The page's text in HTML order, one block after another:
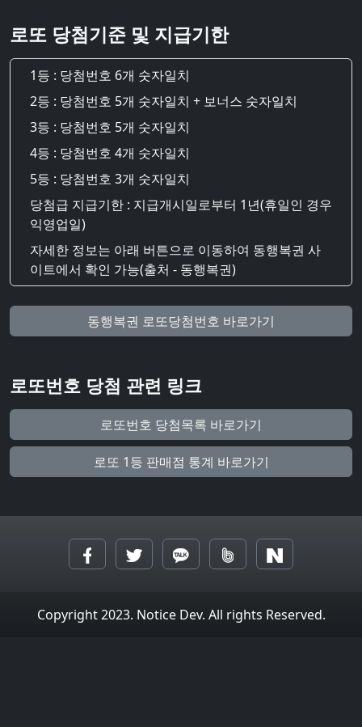
로또 당첨기준 및 지급기한
1등 : 당첨번호 6개 숫자일치
2등 : 당첨번호 5개 숫자일치 + 보너스 숫자일치
3등 : 당첨번호 5개 숫자일치
4등 : 당첨번호 4개 숫자일치
5등 : 당첨번호 3개 숫자일치
당첨급 지급기한 : 지급개시일로부터 1년(휴일인 경우
익영업일)
자세한 정보는 아래 버튼으로 이동하여 동행복권 사
이트에서 확인 가능(출처 - 동행복권)
동행복권 로또당첨번호 바로가기
로또번호 당첨 관련 링크
로또번호 당첨목록 바로가기
로또 1등 판매점 통계 바로가기
Copyright 2023. Notice Dev. All rights Reserved.